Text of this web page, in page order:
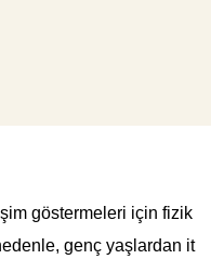
göstermeleri için fizik
genç yaşlardan it